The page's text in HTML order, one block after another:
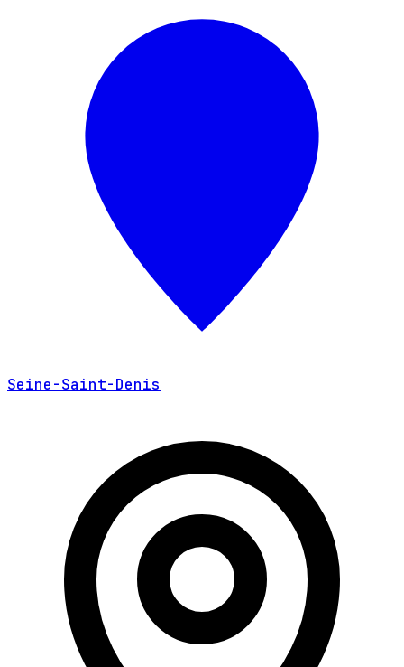
Seine-Saint-Denis